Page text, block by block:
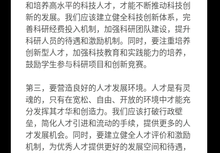
和培养高水平的科技人才，才能不断推动科技创
新的发展。我们应该建立健全科技创新体系，完
善科研经费投入机制，加强科研团队建设，提升
科研人员的待遇和激励机制。同时，要注重培养
创新型人才，加强科技教育和实践能力的培养，
鼓励学生参与科研项目和创新竞赛。
第三，要营造良好的人才发展环境。人才是有灵
魂的，只有在宽松、自由、开放的环境中才能充
分发挥其才华和创造力。我们应该打破行政壁
垒，简化人才引进和流动的手续，提供更多的人
才发展机会。同时，要建立健全人才评价和激励
机制，为优秀人才提供更好的发展空间和待遇，